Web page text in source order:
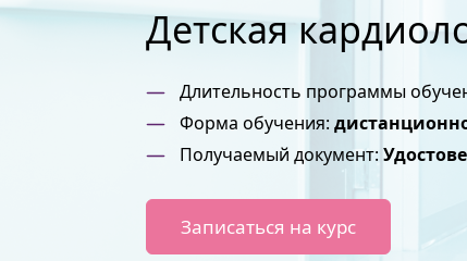
Детская
Длительность программы
Форма обучения:
Получаемый документ:
Записаться на курс